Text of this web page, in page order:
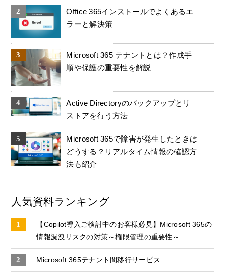
Office 365インストールでよくあるエ
ラーと解決策
Microsoft 365 テナントとは？作成手
順や保護の重要性を解説
Active Directoryのバックアップとリ
ストアを行う方法
Microsoft 365で障害が発生したときは
どうする？リアルタイム情報の確認方
法も紹介
人気資料ランキング
【Copilot導入ご検討中のお客様必見】Microsoft 365の
情報漏洩リスクの対策～権限管理の重要性～
Microsoft 365テナント間移行サービス